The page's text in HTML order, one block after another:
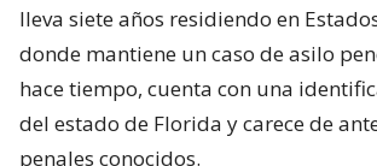
lleva siete años residiendo en
donde mantiene un caso de asilo
hace tiempo, cuenta con una
del estado de Florida y carece de
penales conocidos.